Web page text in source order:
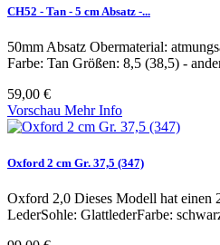
CH52 - Tan - 5 cm Absatz -...
50mm Absatz Obermaterial:
Farbe: Tan Größen: 8,5 (38,5) -
59,00 €
Vorschau Mehr Info
Oxford 2 cm Gr. 37,5 (347)
Oxford 2,0 Dieses Modell hat einen
LederSohle: GlattlederFarbe: